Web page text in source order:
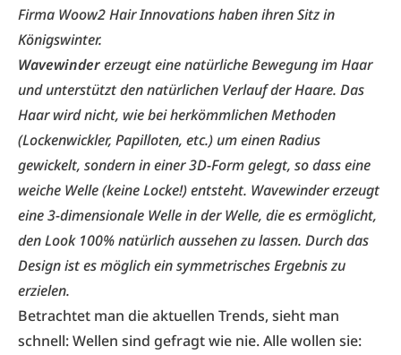
Firma Woow2 Hair Innovations haben ihren Sitz in
Königswinter.
Wavewindererzeugt eine natürliche Bewegung im Haar
und unterstützt den natürlichen Verlauf der Haare. Das
Haar wird nicht, wie bei herkömmlichen Methoden
(Lockenwickler, Papilloten, etc.) um einen Radius
gewickelt, sondern in einer 3D-Form gelegt, so dass eine
weiche Welle (keine Locke!) entsteht. Wavewinder erzeugt
eine 3-dimensionale Welle in der Welle, die es ermöglicht,
den Look 100% natürlich aussehen zu lassen. Durch das
Design ist es möglich ein symmetrisches Ergebnis zu
erzielen.
Betrachtet man die aktuellen Trends, sieht man
schnell: Wellen sind gefragt wie nie. Alle wollen sie: